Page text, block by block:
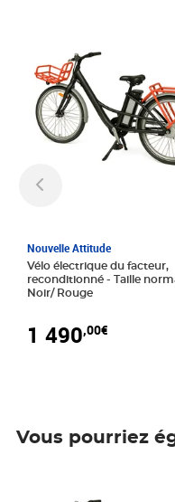
Nouvelle Attitude
Vélo électrique du facteur,
reconditionné - Taille normale -
Noir/ Rouge
1 490,00€
Vous pourriez